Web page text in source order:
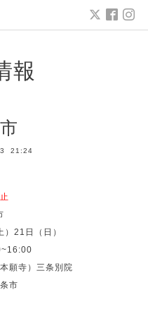
報
21:24
21日（日）
願寺）三条別院
市